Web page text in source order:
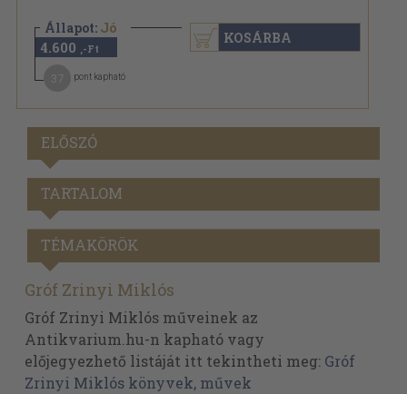
Állapot: Jó
4.600 ,-Ft
pont kapható
KOSÁRBA
ELŐSZÓ
TARTALOM
TÉMAKÖRÖK
Gróf Zrinyi Miklós
Gróf Zrinyi Miklós műveinek az
Antikvarium.hu-n kapható vagy
előjegyezhető listáját itt tekintheti meg: Gróf
Zrinyi Miklós könyvek, művek